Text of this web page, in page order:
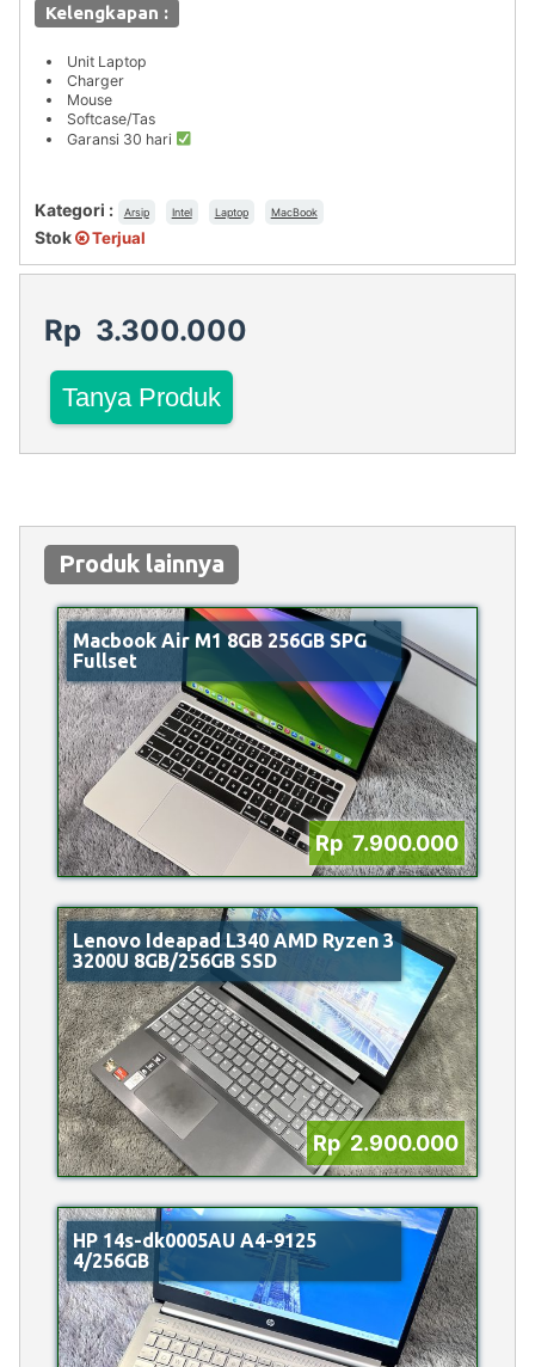
Kelengkapan :
Unit Laptop
Charger
Mouse
Softcase/Tas
Garansi 30 hari
Kategori : Arsip Intel Laptop MacBook
Stok Terjual
Rp 3.300.000
Tanya Produk
Produk lainnya
Macbook Air M1 8GB 256GB SPG
Fullset
Rp 7.900.000
Lenovo Ideapad L340 AMD Ryzen 3
3200U 8GB/256GB SSD
Rp 2.900.000
HP 14s-dk0005AU A4-9125
4/256GB